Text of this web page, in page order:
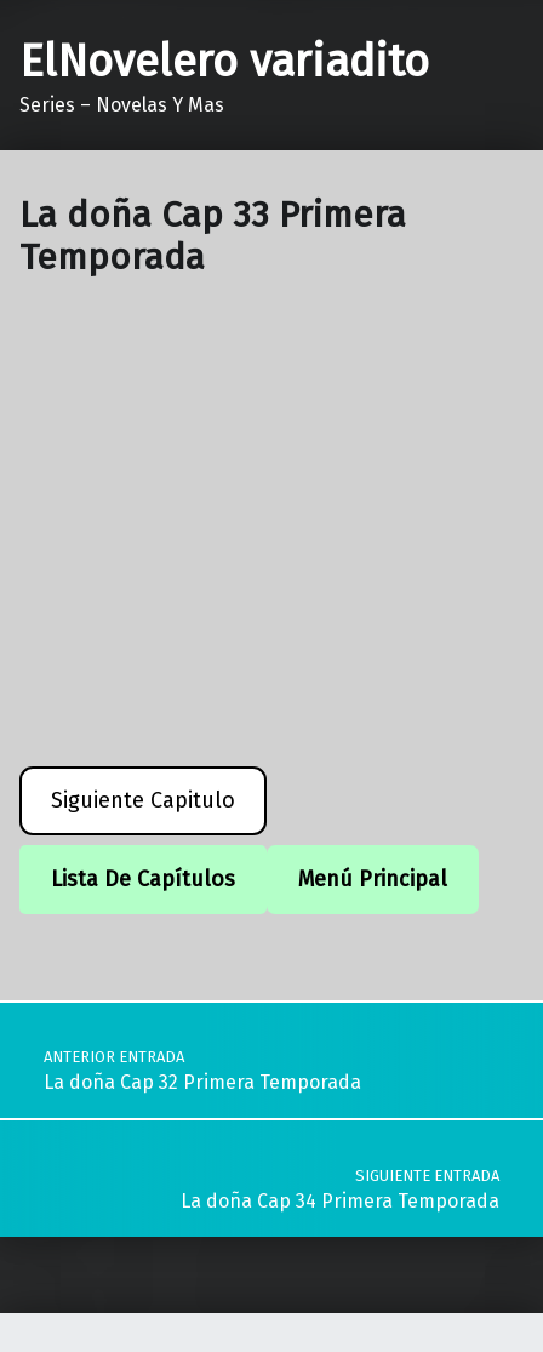
ElNovelero variadito
Series – Novelas Y Mas
La doña Cap 33 Primera
Temporada
Siguiente Capitulo
Lista De Capítulos Menú Principal
Navegación de entradas
ANTERIOR ENTRADA
La doña Cap 32 Primera Temporada
SIGUIENTE ENTRADA
La doña Cap 34 Primera Temporada